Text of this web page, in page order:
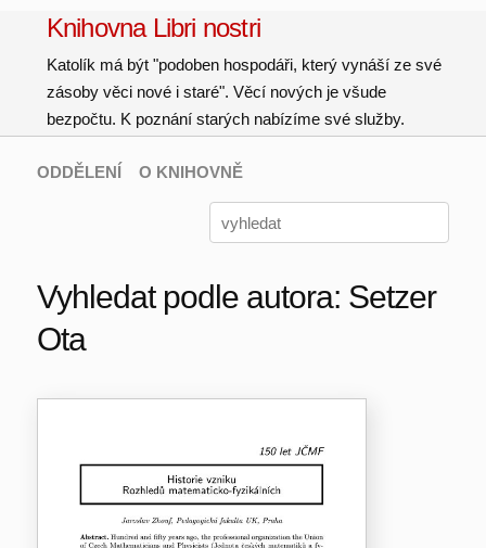
Knihovna Libri nostri
Katolík má být "podoben hospodáři, který vynáší ze své
zásoby věci nové i staré". Věcí nových je všude
bezpočtu. K poznání starých nabízíme své služby.
ODDĚLENÍ O KNIHOVNĚ
Vyhledat podle autora: Setzer
Ota